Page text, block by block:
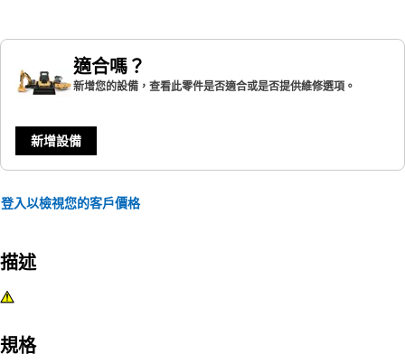
適合嗎？
新增您的設備，查看此零件是否適合或是否提供維修選項。
新增設備
登入以檢視您的客戶價格
描述
規格